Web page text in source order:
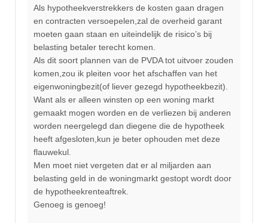
Als hypotheekverstrekkers de kosten gaan dragen
en contracten versoepelen,zal de overheid garant
moeten gaan staan en uiteindelijk de risico’s bij
belasting betaler terecht komen.
Als dit soort plannen van de PVDA tot uitvoer zouden
komen,zou ik pleiten voor het afschaffen van het
eigenwoningbezit(of liever gezegd hypotheekbezit).
Want als er alleen winsten op een woning markt
gemaakt mogen worden en de verliezen bij anderen
worden neergelegd dan diegene die de hypotheek
heeft afgesloten,kun je beter ophouden met deze
flauwekul.
Men moet niet vergeten dat er al miljarden aan
belasting geld in de woningmarkt gestopt wordt door
de hypotheekrenteaftrek.
Genoeg is genoeg!